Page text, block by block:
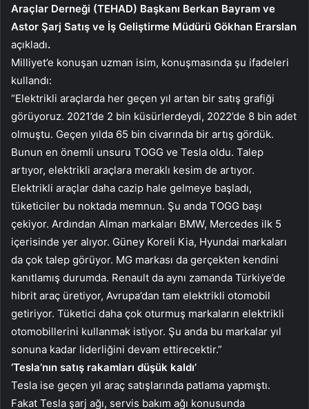
Araçlar Derneği (TEHAD) Başkanı Berkan Bayram ve
Astor Şarj Satış ve İş Geliştirme Müdürü Gökhan Erarslan
açıkladı.
Milliyet’e konuşan uzman isim, konuşmasında şu ifadeleri
kullandı:
“Elektrikli araçlarda her geçen yıl artan bir satış grafiği
görüyoruz. 2021’de 2 bin küsürlerdeydi, 2022’de 8 bin adet
olmuştu. Geçen yılda 65 bin civarında bir artış gördük.
Bunun en önemli unsuru TOGG ve Tesla oldu. Talep
artıyor, elektrikli araçlara meraklı kesim de artıyor.
Elektrikli araçlar daha cazip hale gelmeye başladı,
tüketiciler bu noktada memnun. Şu anda TOGG başı
çekiyor. Ardından Alman markaları BMW, Mercedes ilk 5
içerisinde yer alıyor. Güney Koreli Kia, Hyundai markaları
da çok talep görüyor. MG markası da gerçekten kendini
kanıtlamış durumda. Renault da aynı zamanda Türkiye’de
hibrit araç üretiyor, Avrupa’dan tam elektrikli otomobil
getiriyor. Tüketici daha çok oturmuş markaların elektrikli
otomobillerini kullanmak istiyor. Şu anda bu markalar yıl
sonuna kadar liderliğini devam ettirecektir.”
‘Tesla’nın satış rakamları düşük kaldı’
Tesla ise geçen yıl araç satışlarında patlama yapmıştı.
Fakat Tesla şarj ağı, servis bakım ağı konusunda